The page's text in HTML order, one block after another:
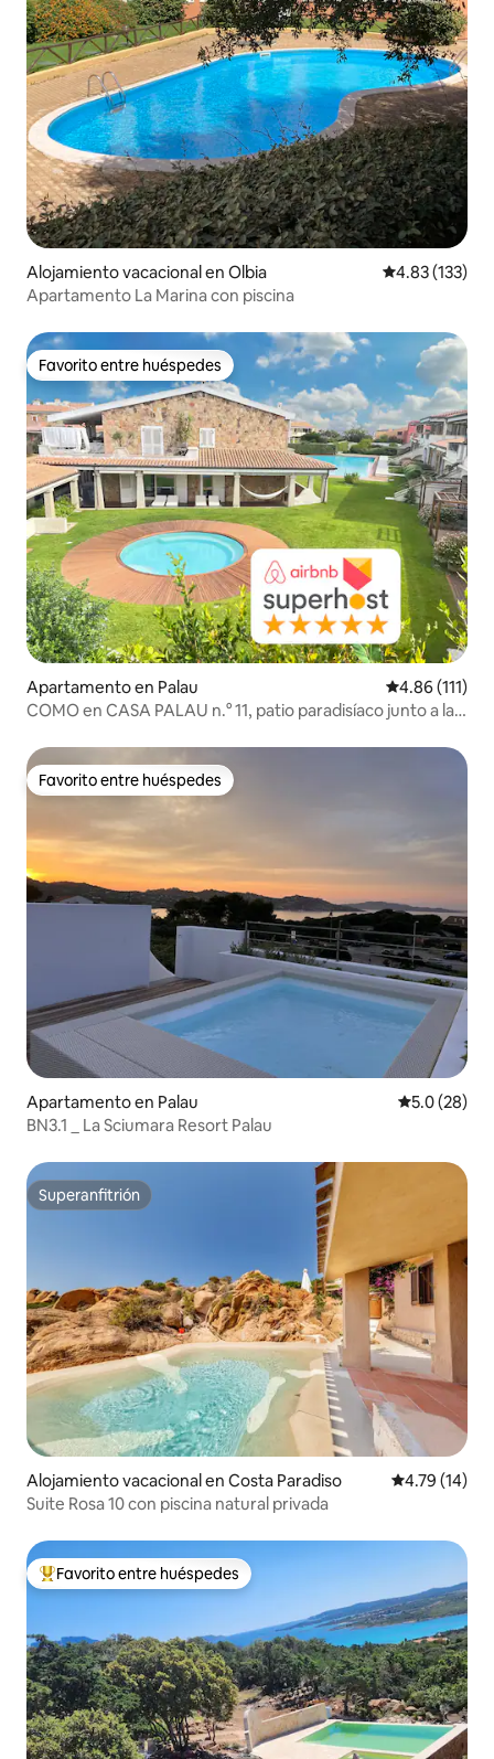
Alojamiento vacacional en Olbia Calificación
4.83 (133)
Apartamento La Marina con piscina
Favorito entre huéspedes
Favorito entre huéspedes
Apartamento en Palau Calificación
4.86 (111)
COMO en CASA PALAU n.° 11, patio paradisíaco junto a la
Favorito entre huéspedes
Favorito entre huéspedes
Apartamento en Palau Calificación
5.0 (28)
BN3.1 _ La Sciumara Resort Palau
Superanfitrión
Superanfitrión
Alojamiento vacacional en Costa Paradiso Calificación
4.79 (14)
Suite Rosa 10 con piscina natural privada
Favorito entre huéspedes preferido
Favorito entre huéspedes